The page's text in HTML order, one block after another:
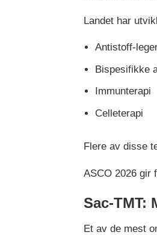
Landet har
Antistoff-
Bispesifikke
Immunterapi
Celleterapi
Flere av disse
ASCO 2026 gir
Sac-TMT:
Et av de mest